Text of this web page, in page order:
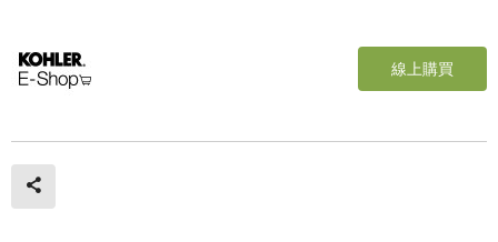
線上購買